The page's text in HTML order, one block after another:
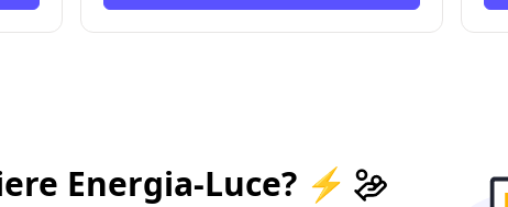
Energia-Luce? ⚡